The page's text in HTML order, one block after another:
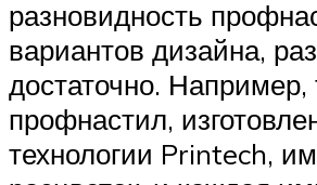
разновидность
вариантов дизайна,
достаточно. Например,
профнастил,
технологии Printech,